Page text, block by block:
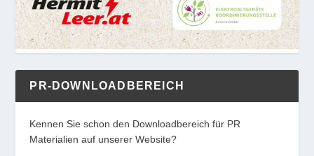
PR-DOWNLOADBEREICH
Kennen Sie schon den Downloadbereich für PR
Materialien auf unserer Website?